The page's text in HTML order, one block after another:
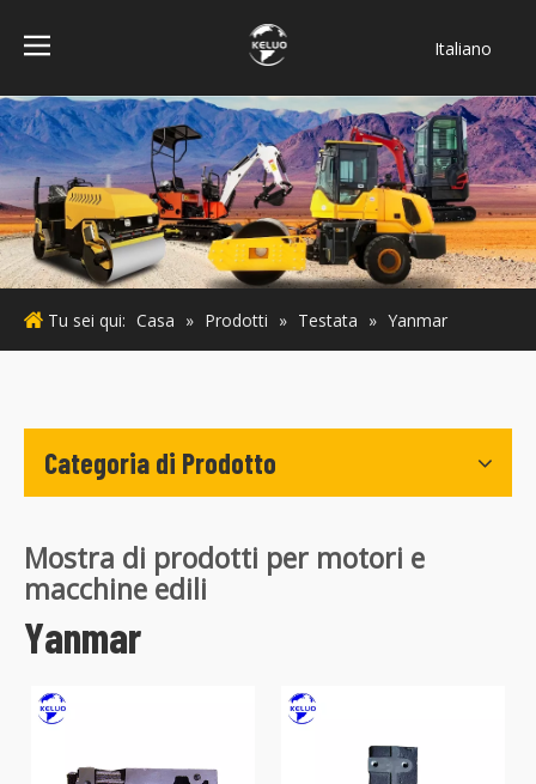
Italiano
Bahasa
indonesia
Türk dili
ไทย
Deutsch
Português
Español
English
Tu sei qui: Casa » Prodotti » Testata » Yanmar
Categoria di Prodotto
Mostra di prodotti per motori e
macchine edili
Yanmar